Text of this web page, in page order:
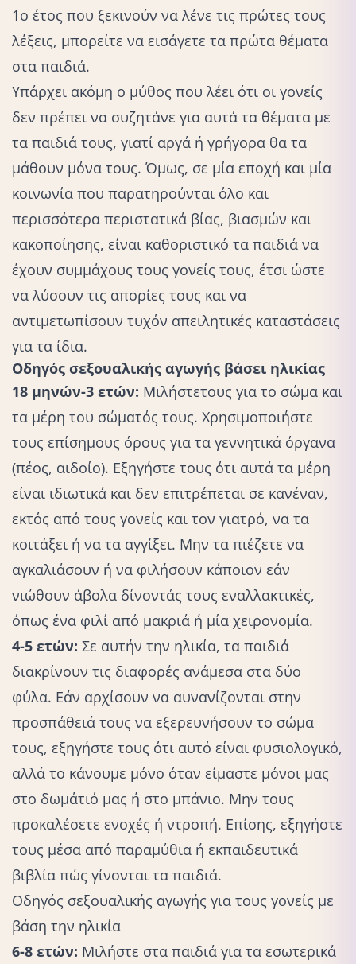
1ο έτος που ξεκινούν να λένε τις πρώτες τους
λέξεις, μπορείτε να εισάγετε τα πρώτα θέματα
στα παιδιά.
Υπάρχει ακόμη ο μύθος που λέει ότι οι γονείς
δεν πρέπει να συζητάνε για αυτά τα θέματα με
τα παιδιά τους, γιατί αργά ή γρήγορα θα τα
μάθουν μόνα τους. Όμως, σε μία εποχή και μία
κοινωνία που παρατηρούνται όλο και
περισσότερα περιστατικά βίας, βιασμών και
κακοποίησης, είναι καθοριστικό τα παιδιά να
έχουν συμμάχους τους γονείς τους, έτσι ώστε
να λύσουν τις απορίες τους και να
αντιμετωπίσουν τυχόν απειλητικές καταστάσεις
για τα ίδια.
Οδηγός σεξουαλικής αγωγής βάσει ηλικίας
18 μηνών-3 ετών: Μιλήστετους για το σώμα και
τα μέρη του σώματός τους. Χρησιμοποιήστε
τους επίσημους όρους για τα γεννητικά όργανα
(πέος, αιδοίο). Εξηγήστε τους ότι αυτά τα μέρη
είναι ιδιωτικά και δεν επιτρέπεται σε κανέναν,
εκτός από τους γονείς και τον γιατρό, να τα
κοιτάξει ή να τα αγγίξει. Μην τα πιέζετε να
αγκαλιάσουν ή να φιλήσουν κάποιον εάν
νιώθουν άβολα δίνοντάς τους εναλλακτικές,
όπως ένα φιλί από μακριά ή μία χειρονομία.
4-5 ετών: Σε αυτήν την ηλικία, τα παιδιά
διακρίνουν τις διαφορές ανάμεσα στα δύο
φύλα. Εάν αρχίσουν να αυνανίζονται στην
προσπάθειά τους να εξερευνήσουν το σώμα
τους, εξηγήστε τους ότι αυτό είναι φυσιολογικό,
αλλά το κάνουμε μόνο όταν είμαστε μόνοι μας
στο δωμάτιό μας ή στο μπάνιο. Μην τους
προκαλέσετε ενοχές ή ντροπή. Επίσης, εξηγήστε
τους μέσα από παραμύθια ή εκπαιδευτικά
βιβλία πώς γίνονται τα παιδιά.
Οδηγός σεξουαλικής αγωγής για τους γονείς με
βάση την ηλικία
6-8 ετών: Μιλήστε στα παιδιά για τα εσωτερικά